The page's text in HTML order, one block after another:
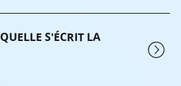
S'ÉCRIT LA